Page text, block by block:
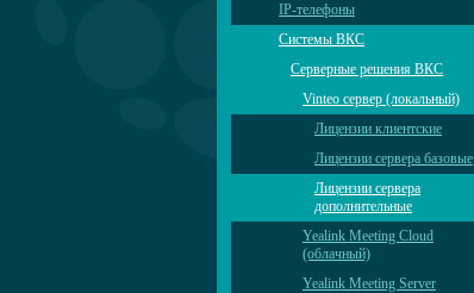
IP-телефоны
Системы ВКС
Серверные решения ВКС
Vinteo сервер (локальный)
Лицензии клиентские
Лицензии сервера базовые
Лицензии сервера
дополнительные
Yealink Meeting Cloud
(облачный)
Yealink Meeting Server